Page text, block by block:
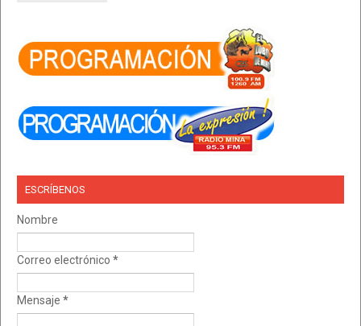
ESCRÍBENOS
Nombre
Correo electrónico *
Mensaje *